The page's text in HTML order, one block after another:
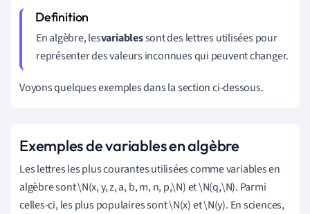
En algèbre, lesvariablessont des lettres utilisées pour
représenter des valeurs inconnues qui peuvent changer.
Voyons quelques exemples dans la section ci-dessous.
Exemples de variables en algèbre
Les lettres les plus courantes utilisées comme variables en
algèbre sont \N(x, y, z, a, b, m, n, p,\N) et \N(q,\N). Parmi
celles-ci, les plus populaires sont \N(x) et \N(y). En sciences,